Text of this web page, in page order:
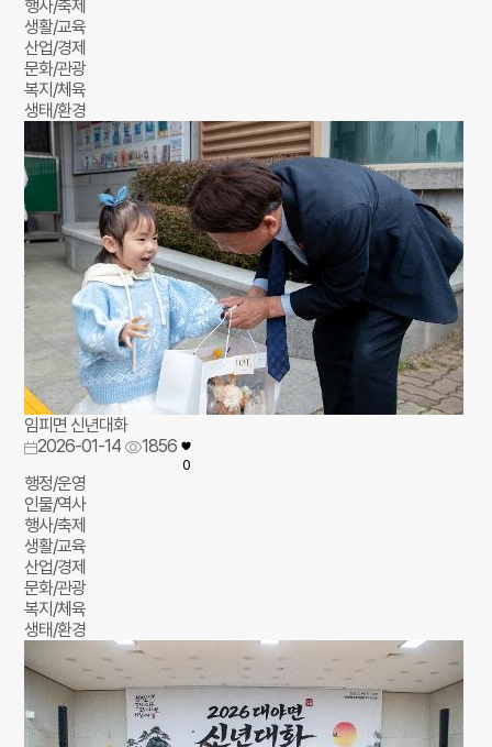
행사/축제
생활/교육
산업/경제
문화/관광
복지/체육
생태/환경
임피면 신년대화
2026-01-14
1856
0
행정/운영
인물/역사
행사/축제
생활/교육
산업/경제
문화/관광
복지/체육
생태/환경